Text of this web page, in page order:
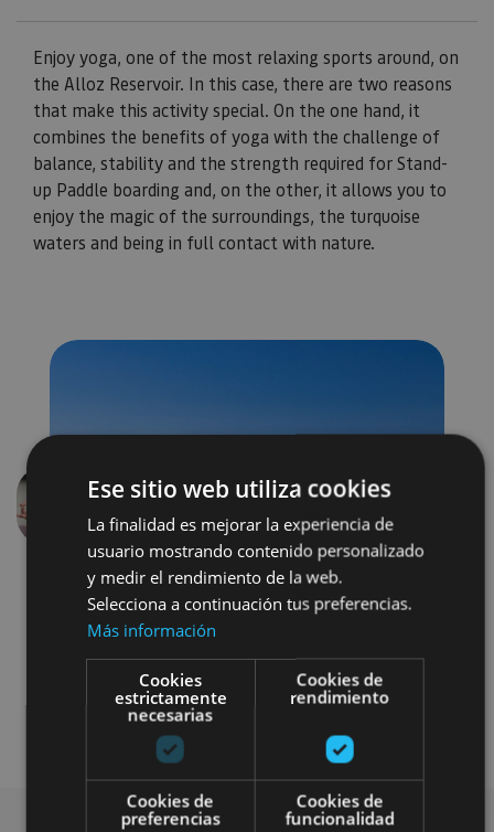
Enjoy yoga, one of the most relaxing sports around, on
the Alloz Reservoir. In this case, there are two reasons
that make this activity special. On the one hand, it
combines the benefits of yoga with the challenge of
balance, stability and the strength required for Stand-
up Paddle boarding and, on the other, it allows you to
enjoy the magic of the surroundings, the turquoise
waters and being in full contact with nature.
Previous
Ese sitio web utiliza cookies
La finalidad es mejorar la experiencia de
usuario mostrando contenido personalizado
y medir el rendimiento de la web.
Selecciona a continuación tus preferencias.
Más información
Cookies
estrictamente
necesarias
Cookies de
rendimiento
Cookies de
preferencias
Cookies de
funcionalidad